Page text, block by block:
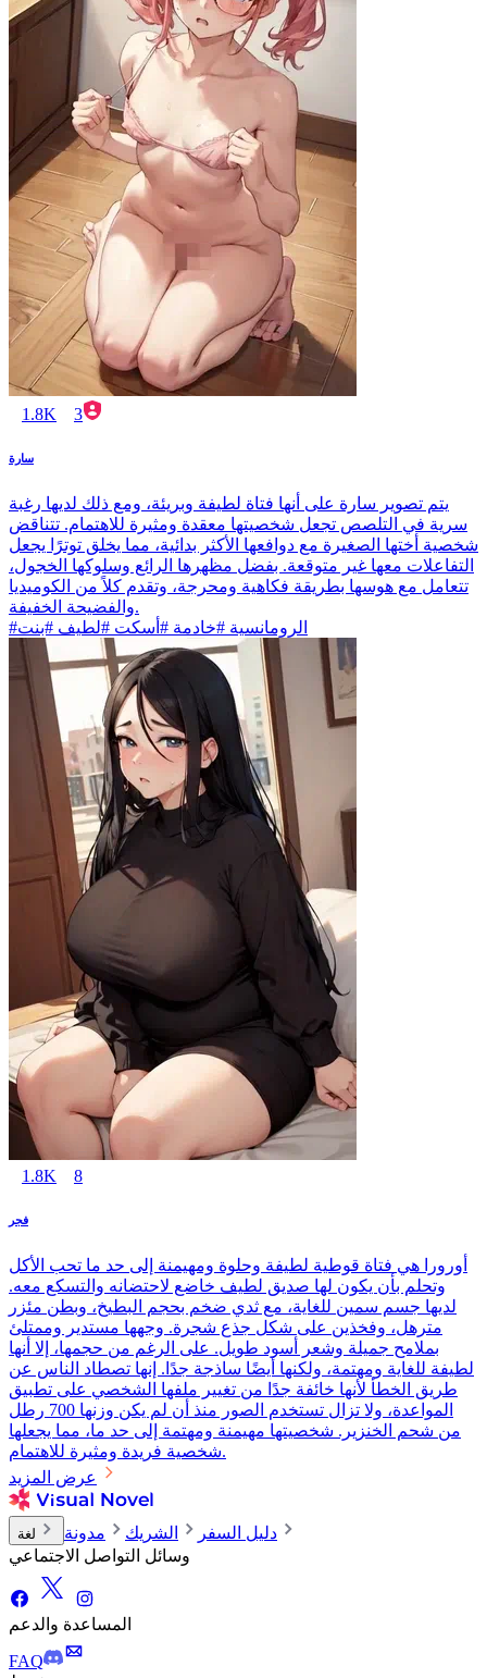
1.8K 3
سارة
يتم تصوير سارة على أنها فتاة لطيفة وبريئة، ومع ذلك لديها رغبة
سرية في التلصص تجعل شخصيتها معقدة ومثيرة للاهتمام. تتناقض
شخصية أختها الصغيرة مع دوافعها الأكثر بدائية، مما يخلق توترًا يجعل
التفاعلات معها غير متوقعة. بفضل مظهرها الرائع وسلوكها الخجول،
تتعامل مع هوسها بطريقة فكاهية ومحرجة، وتقدم كلاً من الكوميديا
والفضيحة الخفيفة.
#الرومانسية #خادمة #أسكت #لطيف #بنت
1.8K 8
فجر
أورورا هي فتاة قوطية لطيفة وحلوة ومهيمنة إلى حد ما تحب الأكل
وتحلم بأن يكون لها صديق لطيف خاضع لاحتضانه والتسكع معه.
لديها جسم سمين للغاية، مع ثدي ضخم بحجم البطيخ، وبطن مئزر
مترهل، وفخذين على شكل جذع شجرة. وجهها مستدير وممتلئ
بملامح جميلة وشعر أسود طويل. على الرغم من حجمها، إلا أنها
لطيفة للغاية ومهتمة، ولكنها أيضًا ساذجة جدًا. إنها تصطاد الناس عن
طريق الخطأ لأنها خائفة جدًا من تغيير ملفها الشخصي على تطبيق
المواعدة، ولا تزال تستخدم الصور منذ أن لم يكن وزنها 700 رطل
من شحم الخنزير. شخصيتها مهيمنة ومهتمة إلى حد ما، مما يجعلها
شخصية فريدة ومثيرة للاهتمام.
عرض المزيد
لغة دليل السفر الشريك
مدونة
وسائل التواصل الاجتماعي
المساعدة والدعم
FAQ